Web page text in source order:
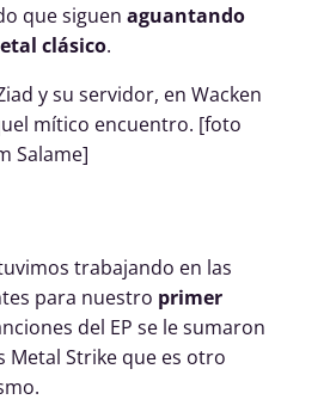
que siguen aguantando
clásico.
y su servidor, en Wacken
mítico encuentro. [foto
Salame]
trabajando en las
para nuestro primer
del EP se le sumaron
Metal Strike que es otro